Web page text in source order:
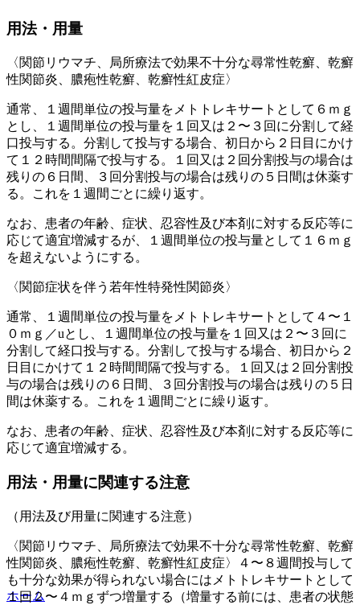
用法・用量
〈関節リウマチ、局所療法で効果不十分な尋常性乾癬、乾癬
性関節炎、膿疱性乾癬、乾癬性紅皮症〉
通常、１週間単位の投与量をメトトレキサートとして６ｍｇ
とし、１週間単位の投与量を１回又は２〜３回に分割して経
口投与する。分割して投与する場合、初日から２日目にかけ
て１２時間間隔で投与する。１回又は２回分割投与の場合は
残りの６日間、３回分割投与の場合は残りの５日間は休薬す
る。これを１週間ごとに繰り返す。
なお、患者の年齢、症状、忍容性及び本剤に対する反応等に
応じて適宜増減するが、１週間単位の投与量として１６ｍｇ
を超えないようにする。
〈関節症状を伴う若年性特発性関節炎〉
通常、１週間単位の投与量をメトトレキサートとして４〜１
０ｍｇ／uとし、１週間単位の投与量を１回又は２〜３回に
分割して経口投与する。分割して投与する場合、初日から２
日目にかけて１２時間間隔で投与する。１回又は２回分割投
与の場合は残りの６日間、３回分割投与の場合は残りの５日
間は休薬する。これを１週間ごとに繰り返す。
なお、患者の年齢、症状、忍容性及び本剤に対する反応等に
応じて適宜増減する。
用法・用量に関連する注意
（用法及び用量に関連する注意）
〈関節リウマチ、局所療法で効果不十分な尋常性乾癬、乾癬
性関節炎、膿疱性乾癬、乾癬性紅皮症〉４〜８週間投与して
も十分な効果が得られない場合にはメトトレキサートとして
１回２〜４ｍｇずつ増量する（増量する前には、患者の状態
ホーム